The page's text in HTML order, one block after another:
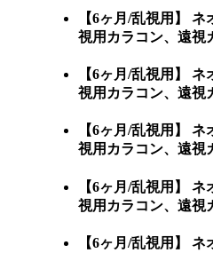
【6ヶ月/乱視用】
視用カラコン、遠視
【6ヶ月/乱視用】
視用カラコン、遠視
【6ヶ月/乱視用】
視用カラコン、遠視
【6ヶ月/乱視用】
視用カラコン、遠視
【6ヶ月/乱視用】